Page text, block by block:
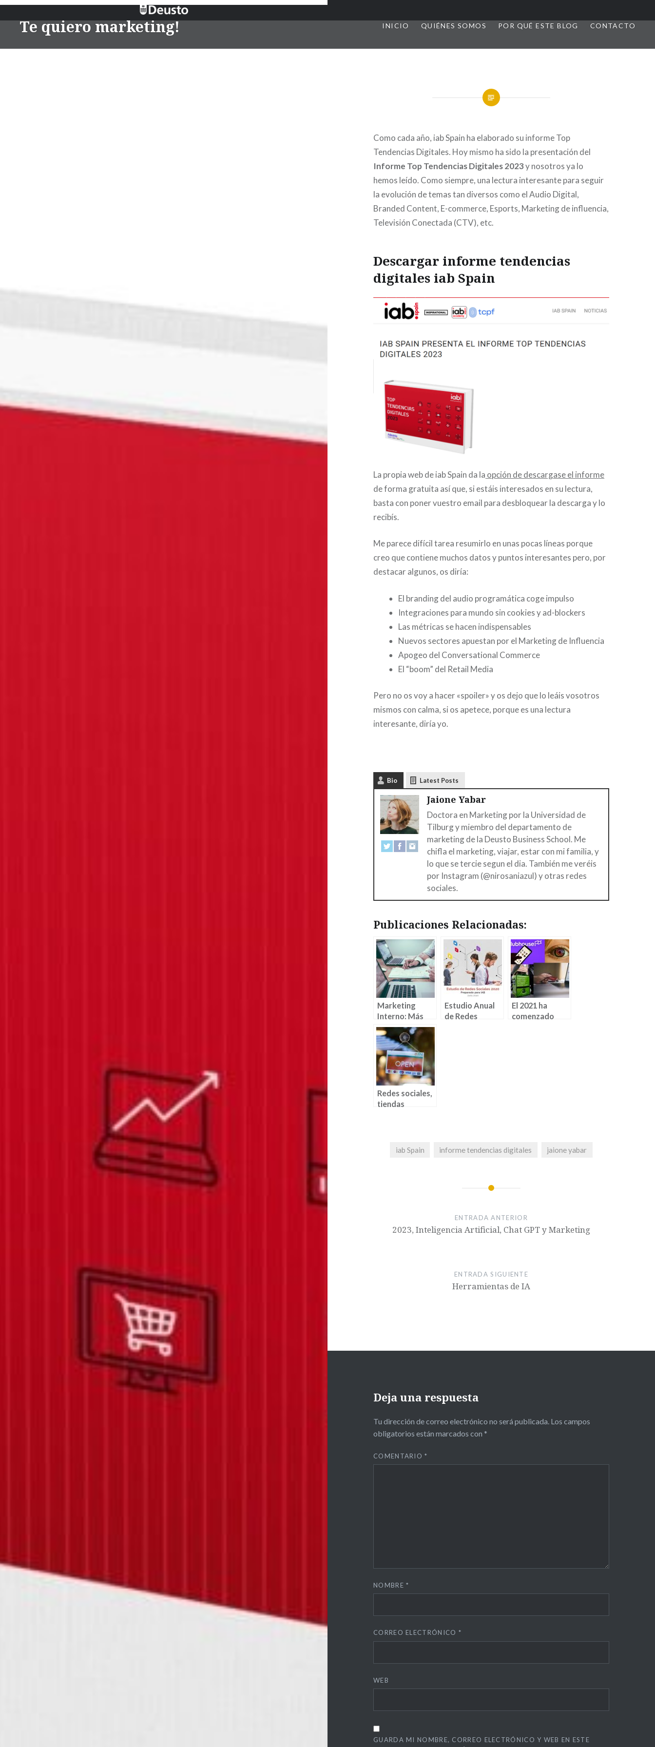
Te quiero marketing! INICIO QUIÉNES SOMOS POR QUÉ ESTE BLOG CONTACTO
Como cada año, iab Spain ha elaborado su informe Top
Tendencias Digitales. Hoy mismo ha sido la presentación del
Informe Top Tendencias Digitales 2023y nosotros ya lo
hemos leído. Como siempre, una lectura interesante para seguir
la evolución de temas tan diversos como el Audio Digital,
Branded Content, E-commerce, Esports, Marketing de influencia,
Televisión Conectada (CTV), etc.
Descargar informe tendencias
digitales iab Spain
La propia web de iab Spain da la opción de descargase el informe
de forma gratuita así que, si estáis interesados en su lectura,
basta con poner vuestro email para desbloquear la descarga y lo
recibís.
Me parece difícil tarea resumirlo en unas pocas líneas porque
creo que contiene muchos datos y puntos interesantes pero, por
destacar algunos, os diría:
El branding del audio programática coge impulso
Integraciones para mundo sin cookies y ad-blockers
Las métricas se hacen indispensables
Nuevos sectores apuestan por el Marketing de Influencia
Apogeo del Conversational Commerce
El “boom” del Retail Media
Pero no os voy a hacer «spoiler» y os dejo que lo leáis vosotros
mismos con calma, si os apetece, porque es una lectura
interesante, diría yo.
Bio Latest Posts
Jaione Yabar
Doctora en Marketing por la Universidad de
Tilburg y miembro del departamento de
marketing de la Deusto Business School. Me
chifla el marketing, viajar, estar con mi familia, y
lo que se tercie segun el dia. También me veréis
por Instagram (@nirosaniazul) y otras redes
sociales.
Publicaciones Relacionadas:
Marketing
Interno: Más
importante que
nunca
Estudio Anual
de Redes
El 2021 ha
comenzado
Redes sociales,
tiendas
iab Spain informe tendencias digitales jaione yabar
ENTRADA ANTERIOR
2023, Inteligencia Artificial, Chat GPT y Marketing
ENTRADA SIGUIENTE
Herramientas de IA
Deja una respuesta
Tu dirección de correo electrónico no será publicada. Los campos
obligatorios están marcados con *
COMENTARIO*
NOMBRE*
CORREO ELECTRÓNICO *
WEB
GUARDA MI NOMBRE, CORREO ELECTRÓNICO Y WEB EN ESTE